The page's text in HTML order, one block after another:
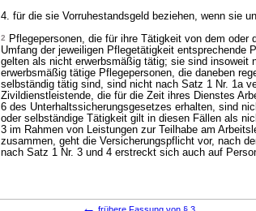
4. für die sie Vorruhestandsgeld beziehen, wenn sie
2
Pflegepersonen, die für ihre Tätigkeit von dem
Umfang der jeweiligen Pflegetätigkeit
gelten als nicht erwerbsmäßig tätig; sie sind insoweit
erwerbsmäßig tätige Pflegepersonen, die daneben
selbständig tätig sind, sind nicht nach Satz 1 Nr. 1a
Zivildienstleistende, die für die Zeit ihres Dienstes
6 des Unterhaltssicherungsgesetzes erhalten, sind
oder selbständige Tätigkeit gilt in diesen Fällen als
3 im Rahmen von Leistungen zur Teilhabe am
zusammen, geht die Versicherungspflicht vor, nach
nach Satz 1 Nr. 3 und 4 erstreckt sich auch auf